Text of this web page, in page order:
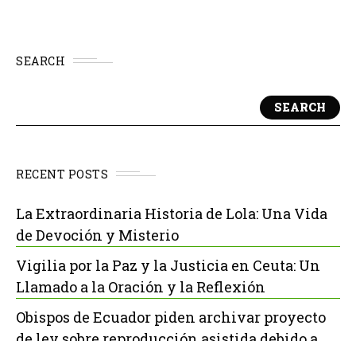
SEARCH
SEARCH
RECENT POSTS
La Extraordinaria Historia de Lola: Una Vida
de Devoción y Misterio
Vigilia por la Paz y la Justicia en Ceuta: Un
Llamado a la Oración y la Reflexión
Obispos de Ecuador piden archivar proyecto